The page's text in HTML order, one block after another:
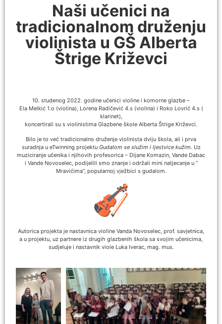
Naši učenici na
tradicionalnom druženju
violinista u GŠ Alberta
Štrige Križevci
10. studenog 2022. godine učenici violine i komorne glazbe –
Ela Melkić 1.o (violina), Lorena Radičević 4.s (violina) i Roko Lovrić 4.s (
klarinet),
koncertirali su s violinistima Glazbene škole Alberta Štrige Križevci.
Bilo je to već tradicionalno druženje violinista dviju škola, ali i prva
suradnja u eTwinning projektu Gudalom se služim i ljestvice kužim. Uz
muziciranje učenika i njihovih profesorica – Dijane Komazin, Vande Dabac
i Vande Novoselec, podijelili smo znanje i održali mini natjecanje u ”
Mravićima”, popularnoj vježbici s gudalom.
Autorica projekta je nastavnica violine Vanda Novoselec, prof. savjetnica,
a u projektu, uz partnere iz drugih glazbenih škola sa svojim učenicima,
sudjeluje i nastavnik viole Luka Iverac, mag. mus.